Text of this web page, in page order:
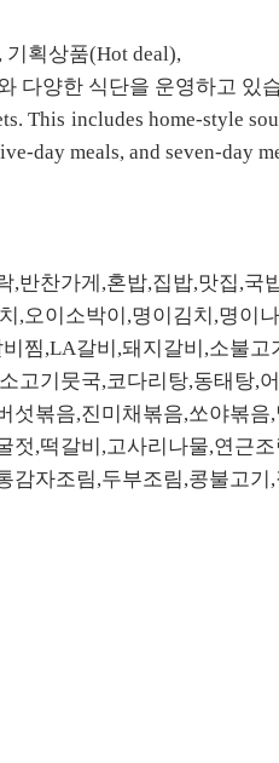
획상품(Hot deal),
다양한 식단을 운영하고 있
This includes home-style
day meals, and seven-day
반찬가게,혼밥,집밥,맛집,국
,오이소박이,명이김치,명이
찜,LA갈비,돼지갈비,소불
고기뭇국,코다리탕,동태탕,
볶음,진미채볶음,쏘야볶
,떡갈비,고사리나물,연근
자조림,두부조림,콩불고